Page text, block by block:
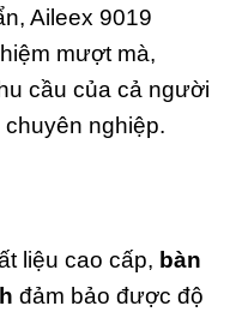
Aileex 9019
mượt mà,
cầu của cả người
nghiệp.
liệu cao cấp, bàn
đảm bảo được độ